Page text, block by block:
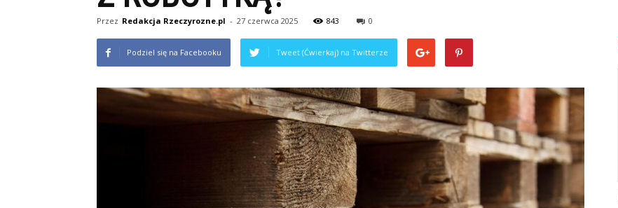
Przez Redakcja Rzeczyrozne.pl - 27 czerwca 2025 843 0
Podziel się na Facebooku Tweet (Ćwierkaj) na Twitterze